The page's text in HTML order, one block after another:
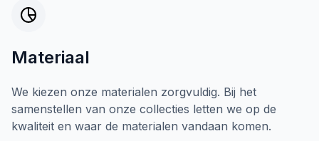
Materiaal
We kiezen onze materialen zorgvuldig. Bij het
samenstellen van onze collecties letten we op de
kwaliteit en waar de materialen vandaan komen.